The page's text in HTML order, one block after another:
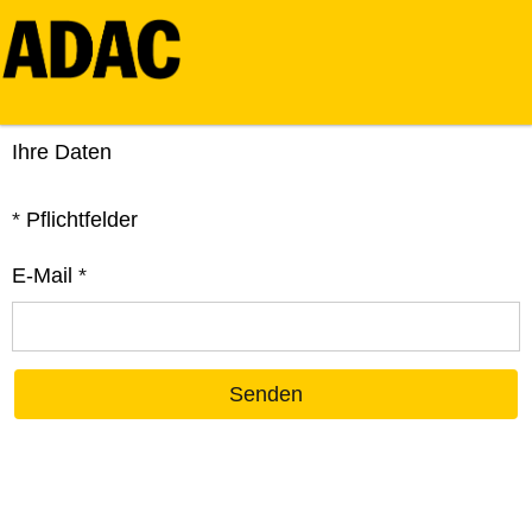
Ihre Daten
* Pflichtfelder
E-Mail *
Senden